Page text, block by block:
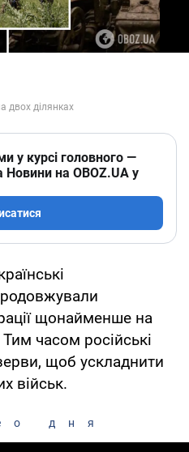
у курсі головного —
Новини на OBOZ.UA у
щонайменше на
часом російські
щоб ускладнити
військ.
дня